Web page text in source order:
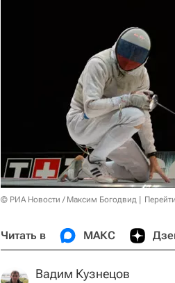
© РИА Новости / Максим Богодвид
Читать в МАКС
Вадим Кузнецов